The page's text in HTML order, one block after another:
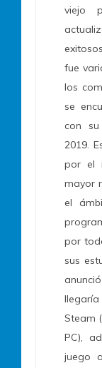
viejo
fue
los
se
con
2019.
por el
mayor
el
por
sus
Steam
PC),
juego